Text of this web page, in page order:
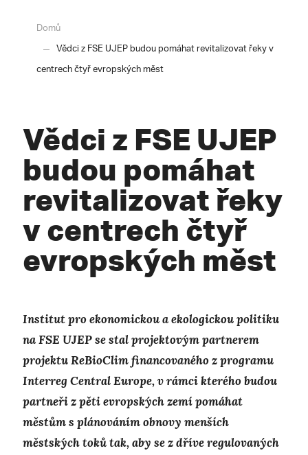
Domů
Vědci z FSE UJEP budou pomáhat revitalizovat řeky v
centrech čtyř evropských měst
Vědci z FSE UJEP
budou pomáhat
revitalizovat řeky
v centrech čtyř
evropských měst
Institut pro ekonomickou a ekologickou politiku
na FSE UJEP se stal projektovým partnerem
projektu ReBioClim financovaného z programu
Interreg Central Europe, v rámci kterého budou
partneři z pěti evropských zemí pomáhat
městům s plánováním obnovy menších
městských toků tak, aby se z dříve regulovaných